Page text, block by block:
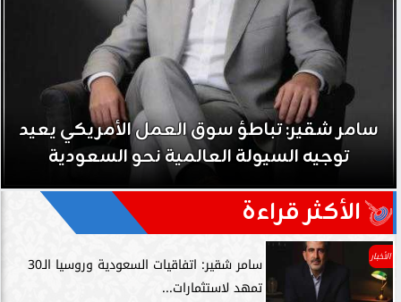
سامر شقير: تباطؤ سوق العمل الأمريكي يعيد
توجيه السيولة العالمية نحو السعودية
الأكثر قراءة
الأخبار
سامر شقير: اتفاقيات السعودية وروسيا الـ30
تمهد لاستثمارات...